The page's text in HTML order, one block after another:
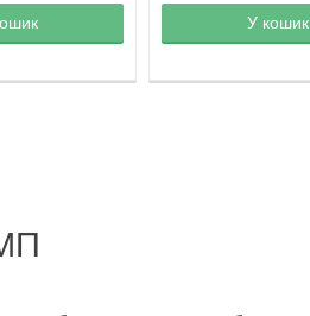
Товар в корзине
У кошик